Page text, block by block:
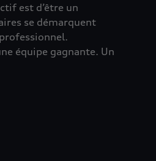
est d’être un
se démarquent
équipe gagnante. Un